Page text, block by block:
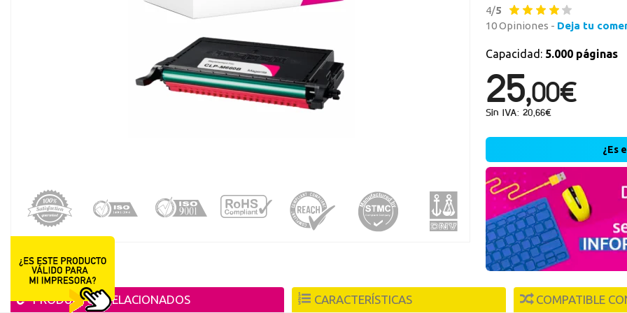
Nueva
Crea una
operaciones.
4/5
10 Opiniones - Deja tu
Capacidad: 5.000 páginas
25,00€
Sin IVA: 20,66€
¿Es
PRODUCTOS RELACIONADOS CARACTERÍSTICAS COMPATIBLE